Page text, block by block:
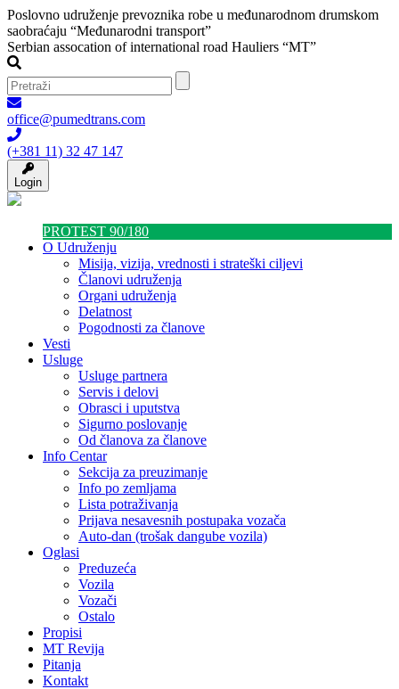
Poslovno udruženje prevoznika robe u međunarodnom drumskom
saobraćaju “Međunarodni transport”
Serbian assocation of international road Hauliers “MT”
office@pumedtrans.com
(+381 11) 32 47 147
Login
PROTEST 90/180
O Udruženju
Misija, vizija, vrednosti i strateški ciljevi
Članovi udruženja
Organi udruženja
Delatnost
Pogodnosti za članove
Vesti
Usluge
Usluge partnera
Servis i delovi
Obrasci i uputstva
Sigurno poslovanje
Od članova za članove
Info Centar
Sekcija za preuzimanje
Info po zemljama
Lista potraživanja
Prijava nesavesnih postupaka vozača
Auto-dan (trošak dangube vozila)
Oglasi
Preduzeća
Vozila
Vozači
Ostalo
Propisi
MT Revija
Pitanja
Kontakt